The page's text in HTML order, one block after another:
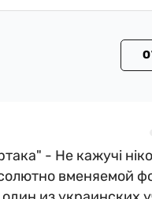
- Не кажучі
вменяемой